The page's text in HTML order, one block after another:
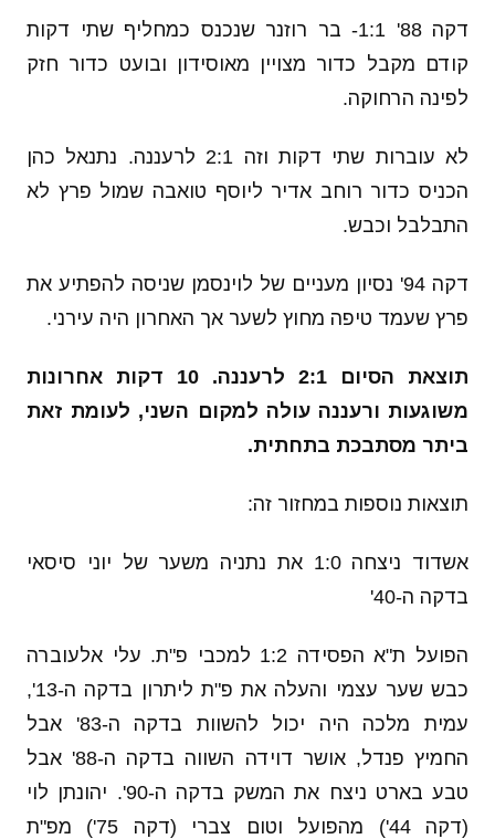
דקה 88' 1:1- בר רוזנר שנכנס כמחליף שתי דקות
קודם מקבל כדור מצויין מאוסידון ובועט כדור חזק
לפינה הרחוקה.
לא עוברות שתי דקות וזה 2:1 לרעננה. נתנאל כהן
הכניס כדור רוחב אדיר ליוסף טואבה שמול פרץ לא
התבלבל וכבש.
דקה 94' נסיון מעניים של לוינסמן שניסה להפתיע את
פרץ שעמד טיפה מחוץ לשער אך האחרון היה עירני.
תוצאת הסיום 2:1 לרעננה. 10 דקות אחרונות
משוגעות ורעננה עולה למקום השני, לעומת זאת
ביתר מסתבכת בתחתית.
תוצאות נוספות במחזור זה:
אשדוד ניצחה 1:0 את נתניה משער של יוני סיסאי
בדקה ה-40'
הפועל ת"א הפסידה 1:2 למכבי פ"ת. עלי אלעוברה
כבש שער עצמי והעלה את פ"ת ליתרון בדקה ה-13',
עמית מלכה היה יכול להשוות בדקה ה-83' אבל
החמיץ פנדל, אושר דוידה השווה בדקה ה-88' אבל
טבע בארט ניצח את המשק בדקה ה-90'. יהונתן לוי
(דקה 44') מהפועל וטום צברי (דקה 75') מפ"ת